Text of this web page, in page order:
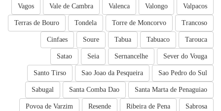
Valpacos
Valongo
Valenca
Vale de Cambra
Vagos
Trancoso
Torre de Moncorvo
Tondela
Terras de Bouro
Tarouca
Tabuaco
Tabua
Soure
Cinfaes
Sever do Vouga
Sernancelhe
Seia
Satao
Sao Pedro do Sul
Sao Joao da Pesqueira
Santo Tirso
Santa Marta de Penaguiao
Santa Comba Dao
Sabugal
Sabrosa
Ribeira de Pena
Resende
Povoa de Varzim